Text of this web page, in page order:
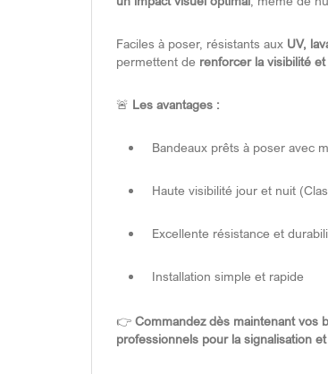
Faciles à poser, résistants aux UV,
permettent de renforcer la visibilité
🚨 Les avantages :
Bandeaux prêts à poser avec
Haute visibilité jour et nuit
Excellente résistance et
Installation simple et rapide
👉 Commandez dès maintenant vos
professionnels pour la signalisation